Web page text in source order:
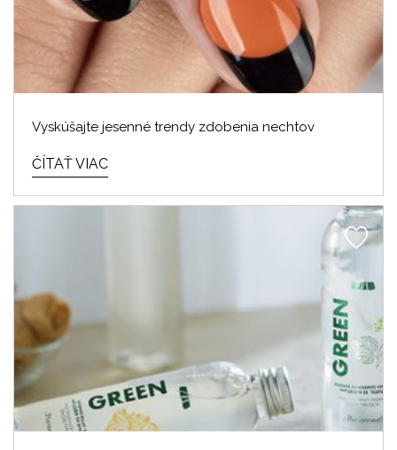
Vyskúšajte jesenné trendy zdobenia nechtov
ČÍTAŤ VIAC